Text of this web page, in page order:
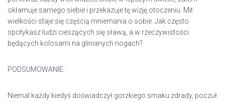
okłamuje samego siebie i przekazuje tę wizję otoczeniu. Mit
wielkości staje się częścią mniemania o sobie. Jak często
spotykasz ludzi cieszących się sławą, a w rzeczywistości
będących kolosami na glinianych nogach?
PODSUMOWANIE:
Niemal każdy kiedyś doświadczył gorzkiego smaku zdrady, poczuł